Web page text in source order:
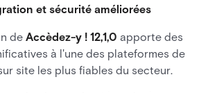
et sécurité améliorées
de Accèdez-y ! 12,1,0 apporte des
à l'une des plateformes de
site les plus fiables du secteur.